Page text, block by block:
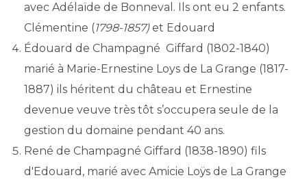
avec Adélaïde de Bonneval. Ils ont eu 2 enfants.
Clémentine (1798-1857)et Edouard
Édouard de Champagné Giffard (1802-1840)
marié à Marie-Ernestine Loys de La Grange (1817-
1887) ils héritent du château et Ernestine
devenue veuve très tôt s’occupera seule de la
gestion du domaine pendant 40 ans.
René de Champagné Giffard (1838-1890) fils
d'Edouard, marié avec Amicie Loÿs de La Grange